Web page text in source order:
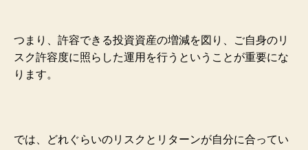
つまり、許容できる投資資産の増減を図り、ご自身のリ
スク許容度に照らした運用を行うということが重要にな
ります。
では、 どれぐらいのリスクとリターンが自分に合ってい